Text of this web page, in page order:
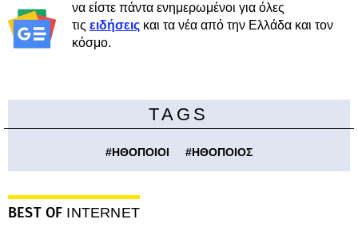
να είστε πάντα ενημερωμένοι για όλες
τις ειδήσεις και τα νέα από την Ελλάδα και τον
κόσμο.
TAGS
#ΗΘΟΠΟΙΟΙ #ΗΘΟΠΟΙΟΣ
BEST OF INTERNET